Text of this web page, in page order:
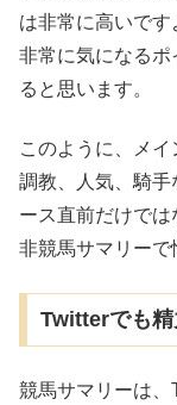
は非常に高いで
非常に気になる
ると思います。
このように、メイ
調教、人気、騎手
ース直前だけで
非競馬サマリーで
Twitterでも
競馬サマリーは、